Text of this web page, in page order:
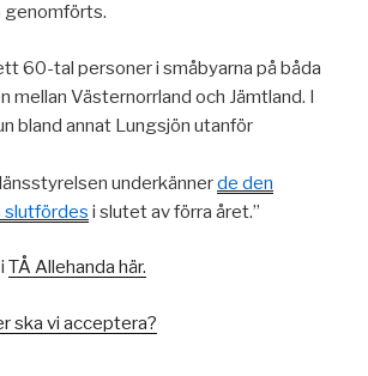
genomförts.
60-tal personer i småbyarna på båda
mellan Västernorrland och Jämtland. I
bland annat Lungsjön utanför
underkännerde den
slutfördes i slutet av förra året.”
TÅ Allehanda här.
ska vi acceptera?